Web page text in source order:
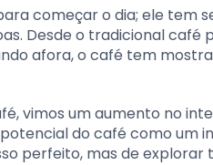
começar o dia; ele tem
Desde o tradicional café
afora, o café tem
vimos um aumento no
do café como um
perfeito, mas de explorar